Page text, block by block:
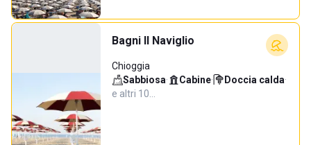
Bagni Il Naviglio
Chioggia
Sabbiosa· Cabine· Doccia calda·
e altri 10…